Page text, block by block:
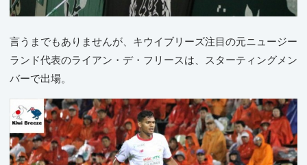
言うまでもありませんが、キウイブリーズ注目の元ニュージー
ランド代表のライアン・デ・フリースは、スターティングメン
バーで出場。